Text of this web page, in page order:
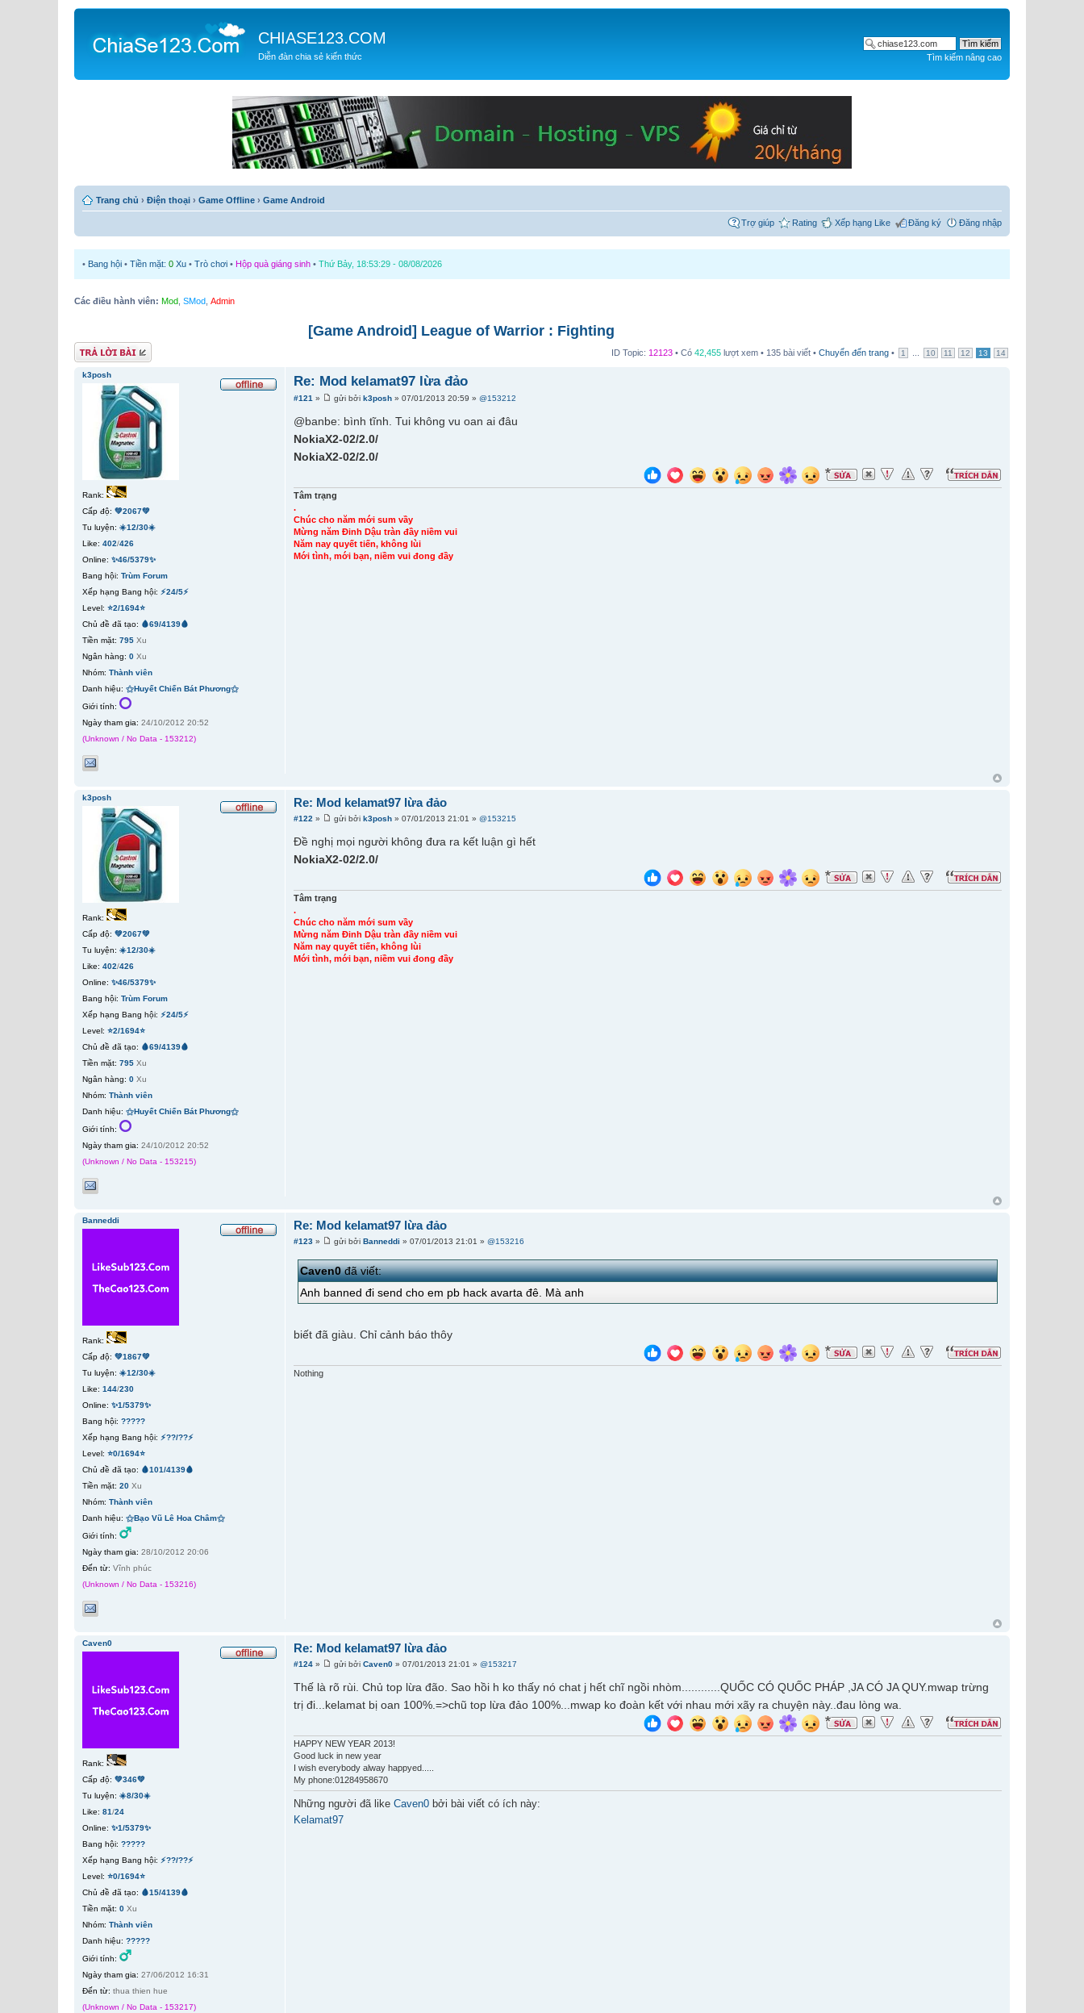
CHIASE123.COM
Diễn đàn chia sẻ kiến thức Tìm kiếm nâng cao
Trang chủ › Điện thoại › Game Offline › Game Android
Trợ giúp Rating Xếp hạng Like Đăng ký Đăng nhập
• Bang hội • Tiền mặt: 0 Xu • Trò chơi • Hộp quà giáng sinh • Thứ Bảy, 18:53:29 - 08/08/2026
Các điều hành viên: Mod SMod Admin
[Game Android] League of Warrior : Fighting
Gửi bài trả lời ID Topic: 12123 • Có 42,455 lượt xem • 135 bài viết • Chuyển đến trang • 1 10 11 12 13 14
Re: Mod kelamat97 lừa đảo
#121 » gửi bởik3posh » 07/01/2013 20:59 »@153212
@banbe: bình tĩnh. Tui không vu oan ai đâu
NokiaX2-02/2.0/
NokiaX2-02/2.0/
Tâm trạng
.
Chúc cho năm mới sum vầy
Mừng năm Đinh Dậu tràn đầy niềm vui
Năm nay quyết tiến, không lùi
Mới tình, mới bạn, niềm vui đong đầy
k3posh
Rank:
Cấp độ: 💚2067💚
Tu luyện: ☀️12/30☀️
Like: 402/426
Online: ✨46/5379✨
Bang hội: Trùm Forum
Xếp hạng Bang hội: ⚡24/5⚡
Level: ⭐2/1694⭐
Chủ đề đã tạo: 🩸69/4139🩸
Tiền mặt: 795 Xu
Ngân hàng: 0 Xu
Nhóm: Thành viên
Danh hiệu: ⚝Huyết Chiến Bát Phương⚝
Giới tính:
Ngày tham gia: 24/10/2012 20:52
(Unknown / No Data - 153212)
Re: Mod kelamat97 lừa đảo
#122 » gửi bởik3posh » 07/01/2013 21:01 »@153215
Đề nghị mọi người không đưa ra kết luận gì hết
NokiaX2-02/2.0/
Tâm trạng
.
Chúc cho năm mới sum vầy
Mừng năm Đinh Dậu tràn đầy niềm vui
Năm nay quyết tiến, không lùi
Mới tình, mới bạn, niềm vui đong đầy
k3posh
Rank:
Cấp độ: 💚2067💚
Tu luyện: ☀️12/30☀️
Like: 402/426
Online: ✨46/5379✨
Bang hội: Trùm Forum
Xếp hạng Bang hội: ⚡24/5⚡
Level: ⭐2/1694⭐
Chủ đề đã tạo: 🩸69/4139🩸
Tiền mặt: 795 Xu
Ngân hàng: 0 Xu
Nhóm: Thành viên
Danh hiệu: ⚝Huyết Chiến Bát Phương⚝
Giới tính:
Ngày tham gia: 24/10/2012 20:52
(Unknown / No Data - 153215)
Re: Mod kelamat97 lừa đảo
#123 » gửi bởiBanneddi » 07/01/2013 21:01 »@153216
Caven0đã viết:
Anh banned đi send cho em pb hack avarta đê. Mà anh
biết đã giàu. Chỉ cảnh báo thôy
Nothing
Banneddi
Rank:
Cấp độ: 💚1867💚
Tu luyện: ☀️12/30☀️
Like: 144/230
Online: ✨1/5379✨
Bang hội: ?????
Xếp hạng Bang hội: ⚡??/??⚡
Level: ⭐0/1694⭐
Chủ đề đã tạo: 🩸101/4139🩸
Tiền mặt: 20 Xu
Nhóm: Thành viên
Danh hiệu: ⚝Bạo Vũ Lê Hoa Châm⚝
Giới tính:
Ngày tham gia: 28/10/2012 20:06
Đến từ: Vĩnh phúc
(Unknown / No Data - 153216)
Re: Mod kelamat97 lừa đảo
#124 » gửi bởiCaven0 » 07/01/2013 21:01 »@153217
Thế là rõ rùi. Chủ top lừa đão. Sao hồi h ko thấy nó chat j hết chĩ ngồi nhòm............QUỐC CÓ QUỐC PHÁP ,JA CÓ JA QUY.mwap trừng
trị đi...kelamat bị oan 100%.=>chũ top lừa đảo 100%...mwap ko đoàn kết với nhau mới xãy ra chuyện này..đau lòng wa.
HAPPY NEW YEAR 2013!
Good luck in new year
I wish everybody alway happyed.....
My phone:01284958670
Những người đã likeCaven0 bởi bài viết có ích này:
Kelamat97
Caven0
Rank:
Cấp độ: 💚346💚
Tu luyện: ☀️8/30☀️
Like: 81/24
Online: ✨1/5379✨
Bang hội: ?????
Xếp hạng Bang hội: ⚡??/??⚡
Level: ⭐0/1694⭐
Chủ đề đã tạo: 🩸15/4139🩸
Tiền mặt: 0 Xu
Nhóm: Thành viên
Danh hiệu: ?????
Giới tính:
Ngày tham gia: 27/06/2012 16:31
Đến từ: thua thien hue
(Unknown / No Data - 153217)